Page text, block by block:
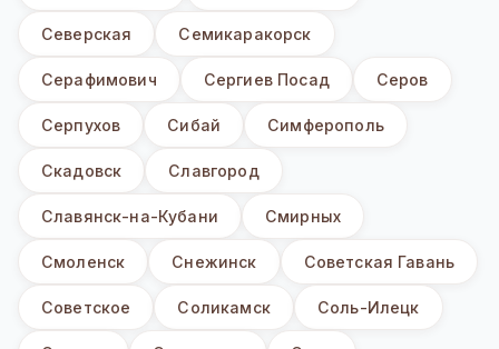
Северская Семикаракорск
Серафимович Сергиев Посад Серов
Серпухов Сибай Симферополь
Скадовск Славгород
Славянск-на-Кубани Смирных
Смоленск Снежинск Советская Гавань
Советское Соликамск Соль-Илецк